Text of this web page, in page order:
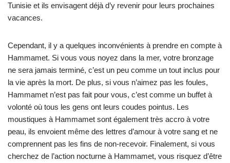
Tunisie et ils envisagent déjà d’y revenir pour leurs prochaines
vacances.
Cependant, il y a quelques inconvénients à prendre en compte à
Hammamet. Si vous vous noyez dans la mer, votre bronzage
ne sera jamais terminé, c’est un peu comme un tout inclus pour
la vie après la mort. De plus, si vous n’aimez pas les foules,
Hammamet n’est pas fait pour vous, c’est comme un buffet à
volonté où tous les gens ont leurs coudes pointus. Les
moustiques à Hammamet sont également très accro à votre
peau, ils envoient même des lettres d’amour à votre sang et ne
comprennent pas les fins de non-recevoir. Finalement, si vous
cherchez de l’action nocturne à Hammamet, vous risquez d’être